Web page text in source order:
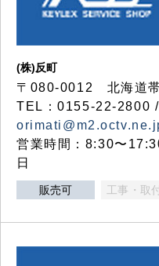
(株)反町
〒080-0012 北海道
TEL：0155-22-2800
営業時間：8:30〜
日
販売可 工事・取